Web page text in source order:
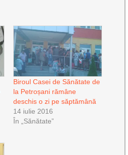
Biroul Casei de Sănătate de
la Petroșani rămâne
deschis o zi pe săptămână
14 iulie 2016
În „Sănătate”